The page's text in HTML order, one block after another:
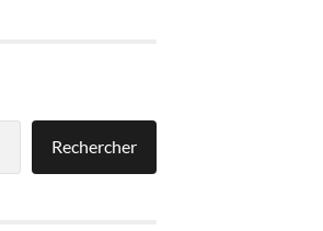
Rechercher